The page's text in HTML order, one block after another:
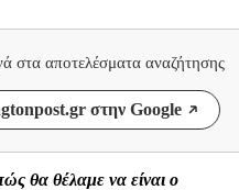
στα αποτελέσματα αναζήτησης
στην Google
θα θέλαμε να είναι ο